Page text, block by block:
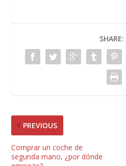
SHARE:
PREVIOUS
Comprar un coche de
segunda mano, ¿por dónde